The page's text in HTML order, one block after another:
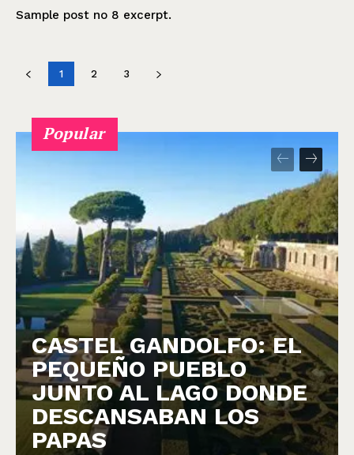
Sample post no 8 excerpt.
1 2 3
Popular
CASTEL GANDOLFO: EL
PEQUEÑO PUEBLO
JUNTO AL LAGO DONDE
DESCANSABAN LOS
PAPAS